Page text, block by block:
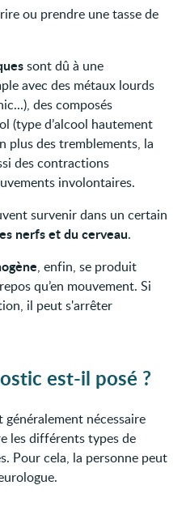
ou prendre une tasse de
sont dû à une
avec des métaux lourds
des composés
(type d’alcool hautement
plus des tremblements, la
des contractions
involontaires.
survenir dans un certain
nerfs et du cerveau.
, enfin, se produit
qu’en mouvement. Si
il peut s'arrêter
est-il posé ?
généralement nécessaire
les différents types de
Pour cela, la personne peut